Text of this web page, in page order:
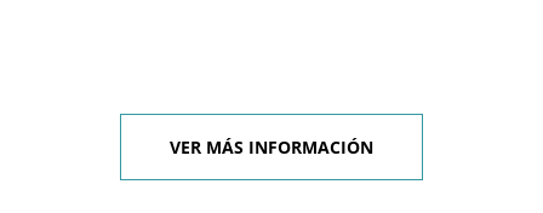
VER MÁS INFORMACIÓN